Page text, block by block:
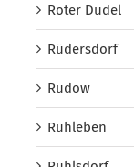
Roter Dudel
Rüdersdorf
Rudow
Ruhleben